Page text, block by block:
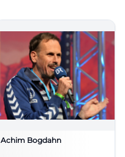
Achim Bogdahn